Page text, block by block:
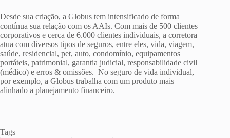
Desde sua criação, a Globus tem intensificado de forma
contínua sua relação com os AAIs. Com mais de 500 clientes
corporativos e cerca de 6.000 clientes individuais, a corretora
atua com diversos tipos de seguros, entre eles, vida, viagem,
saúde, residencial, pet, auto, condomínio, equipamentos
portáteis, patrimonial, garantia judicial, responsabilidade civil
(médico) e erros & omissões. No seguro de vida individual,
por exemplo, a Globus trabalha com um produto mais
alinhado a planejamento financeiro.
Tags